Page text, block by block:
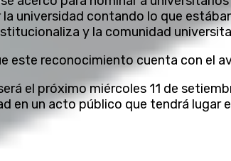
universidad contando lo que
y la comunidad
este reconocimiento cuenta con el
el próximo miércoles 11 de
en un acto público que tendrá lugar